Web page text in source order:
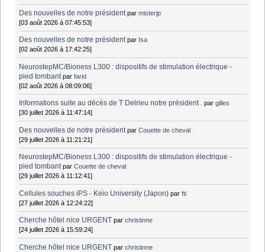
Des nouvelles de notre président parmisterjp
[03 août 2026 à 07:45:53]
Des nouvelles de notre président par Isa
[02 août 2026 à 17:42:25]
NeurostepMC/Bioness L300 : dispositifs de stimulation électrique -
pied tombant parfarid
[02 août 2026 à 08:09:06]
Informations suite au décès de T Delrieu notre président . pargilles
[30 juillet 2026 à 11:47:14]
Des nouvelles de notre président parCouette de cheval
[29 juillet 2026 à 11:21:21]
NeurostepMC/Bioness L300 : dispositifs de stimulation électrique -
pied tombant parCouette de cheval
[29 juillet 2026 à 11:12:41]
Cellules souches iPS - Keio University (Japon) parfti
[27 juillet 2026 à 12:24:22]
Cherche hôtel nice URGENT parchristinne
[24 juillet 2026 à 15:59:24]
Cherche hôtel nice URGENT parchristinne